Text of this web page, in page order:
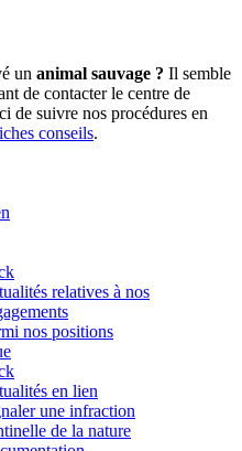
un animal sauvage ? Il semble
de contacter le centre de
de suivre nos procédures en
conseils.
relatives à nos
nos positions
en lien
une infraction
de la nature